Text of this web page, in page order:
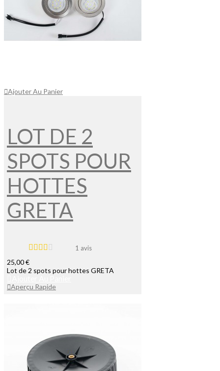
Ajouter Au Panier
LOT DE 2
SPOTS POUR
HOTTES
GRETA
1 avis
25,00 €
Lot de 2 spots pour hottes GRETA
Aperçu Rapide